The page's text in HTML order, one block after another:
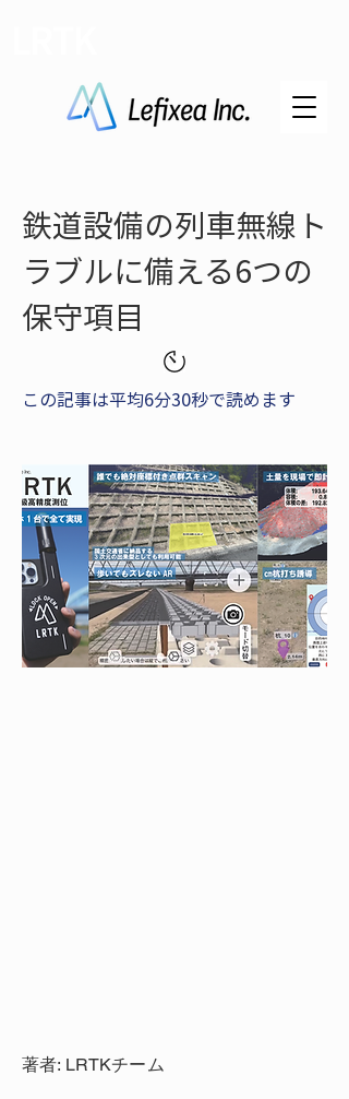
鉄道設備の列車無線ト
ラブルに備える6つの
保守項目
この記事は平均6分30秒で読めます
著者: LRTKチーム